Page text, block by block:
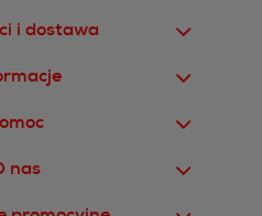
i dostawa
nas